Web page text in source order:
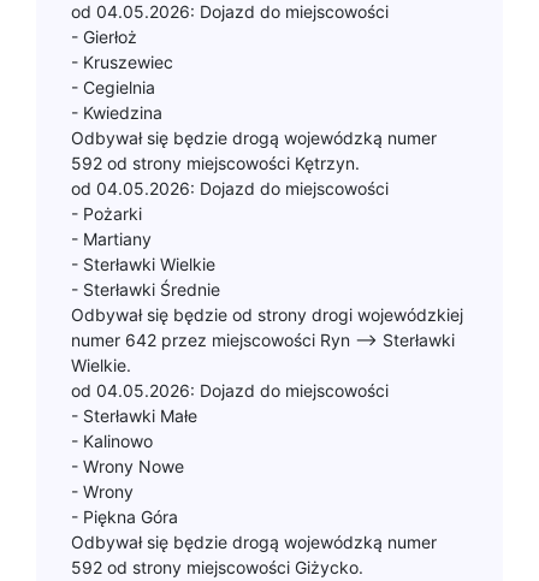
od 04.05.2026: Dojazd do miejscowości
- Gierłoż
- Kruszewiec
- Cegielnia
- Kwiedzina
Odbywał się będzie drogą wojewódzką numer
592 od strony miejscowości Kętrzyn.
od 04.05.2026: Dojazd do miejscowości
- Pożarki
- Martiany
- Sterławki Wielkie
- Sterławki Średnie
Odbywał się będzie od strony drogi wojewódzkiej
numer 642 przez miejscowości Ryn –> Sterławki
Wielkie.
od 04.05.2026: Dojazd do miejscowości
- Sterławki Małe
- Kalinowo
- Wrony Nowe
- Wrony
- Piękna Góra
Odbywał się będzie drogą wojewódzką numer
592 od strony miejscowości Giżycko.